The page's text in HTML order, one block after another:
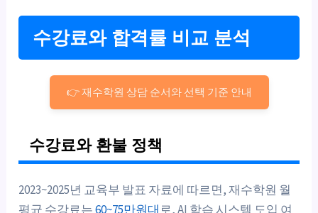
수강료와 합격률 비교 분석
👉 재수학원 상담 순서와 선택 기준 안내
수강료와 환불 정책
2023~2025년 교육부 발표 자료에 따르면, 재수학원 월
평균 수강료는60~75만원대로, AI 학습 시스템 도입 여